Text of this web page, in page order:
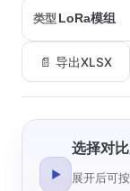
类型
📄 导出XLSX
▶
选择对
展开后可